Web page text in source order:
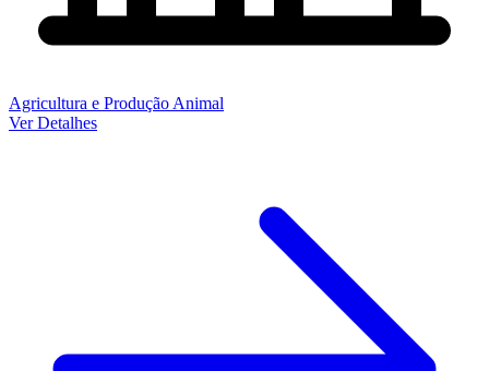
Agricultura e Produção Animal
Ver Detalhes